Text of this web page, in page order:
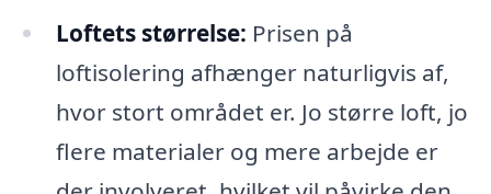
Loftets størrelse: Prisen på
loftisolering afhænger naturligvis af,
hvor stort området er. Jo større loft, jo
flere materialer og mere arbejde er